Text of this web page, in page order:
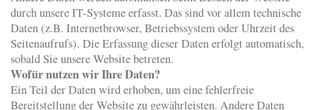
durch unsere IT-Systeme erfasst. Das sind vor allem technische
Daten (z.B. Internetbrowser, Betriebssystem oder Uhrzeit des
Seitenaufrufs). Die Erfassung dieser Daten erfolgt automatisch,
sobald Sie unsere Website betreten.
Wofür nutzen wir Ihre Daten?
Ein Teil der Daten wird erhoben, um eine fehlerfreie
Bereitstellung der Website zu gewährleisten. Andere Daten